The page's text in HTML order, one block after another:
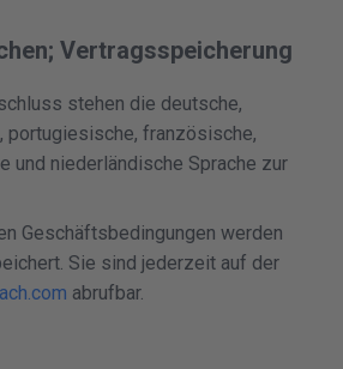
Vertragsspeicherung
stehen die deutsche,
portugiesische, französische,
und niederländische Sprache zur
Geschäftsbedingungen werden
Sie sind jederzeit auf der
abrufbar.